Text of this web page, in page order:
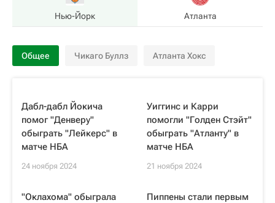
Нью-Йорк Атланта
Общее Чикаго Буллз Атланта Хокс
Дабл-дабл Йокича
помог "Денверу"
обыграть "Лейкерс" в
матче НБА
24 ноября 2024
Уиггинс и Карри
помогли "Голден Стэйт"
обыграть "Атланту" в
матче НБА
21 ноября 2024
"Оклахома" обыграла
Пиппены стали первым